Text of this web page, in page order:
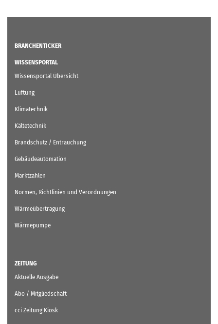
BRANCHENTICKER
WISSENSPORTAL
Wissensportal Übersicht
Lüftung
Klimatechnik
Kältetechnik
Brandschutz / Entrauchung
Gebäudeautomation
Marktzahlen
Normen, Richtlinien und Verordnungen
Wärmeübertragung
Wärmepumpe
ZEITUNG
Aktuelle Ausgabe
Abo / Mitgliedschaft
cci Zeitung Kiosk